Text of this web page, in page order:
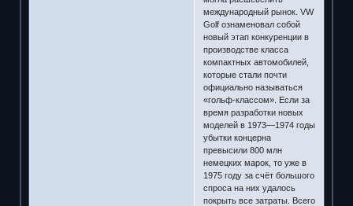
международный рынок. VW
Golf ознаменовал собой
новый этап конкуренции в
производстве класса
компактных автомобилей,
которые стали почти
официально называться
«гольф-классом». Если за
время разработки новых
моделей в 1973—1974 годы
убытки концерна
превысили 800 млн
немецких марок, то уже в
1975 году за счёт большого
спроса на них удалось
покрыть все затраты. Всего